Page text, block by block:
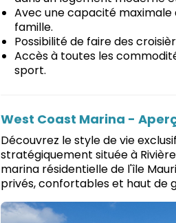
Avec une capacité
famille.
Possibilité de faire des
Accès à toutes les
sport.
West Coast Marina -
Découvrez le style de vie
stratégiquement située à
marina résidentielle de l'île
privés, confortables et haut de